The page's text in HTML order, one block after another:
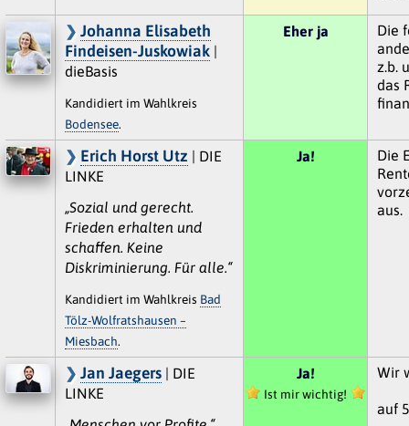
Johanna Elisabeth
Findeisen-Juskowiak|
dieBasis
Kandidiert im Wahlkreis
Bodensee.
Eher ja
Die
z.b.
das
Erich Horst Utz | DIE
LINKE
„Sozial und gerecht.
Frieden erhalten und
schaffen. Keine
Diskriminierung. Für alle.“
Kandidiert im Wahlkreis Bad
Tölz-Wolfratshausen –
Miesbach.
Ja!
Die
aus.
Jan Jaegers| DIE
LINKE
Ja!
Ist mir wichtig!
Wir
auf